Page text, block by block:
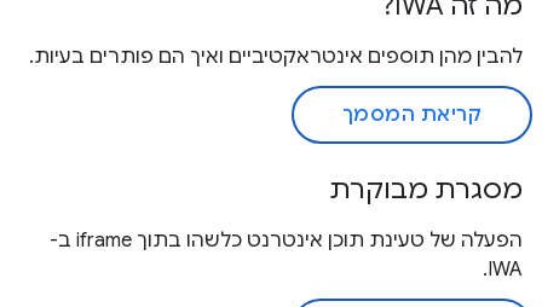
להבין מהן תוספים אינטראקטיביים ואיך הם פותרים בעיות.
קריאת המסמך
מסגרת מבוקרת
הפעלה של טעינת תוכן אינטרנט כלשהו בתוך iframe ב-
IWA.